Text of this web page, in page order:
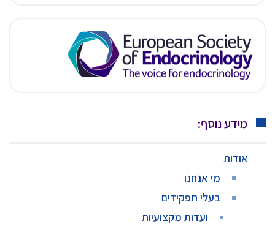
מידע נוסף:
אודות
מי אנחנו
בעלי תפקידים
ועדות מקצועיות